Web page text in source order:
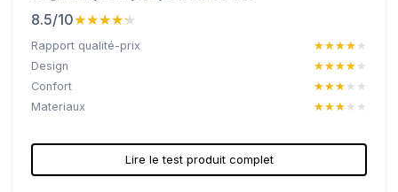
8.5/10★★★★★
★★★★★
Rapport qualité-prix ★★★★★
★★★★★
Design
★★★★★
★★★★★
Confort
★★★★★
★★★★★
Materiaux
★★★★★
★★★★★
Lire le test produit complet